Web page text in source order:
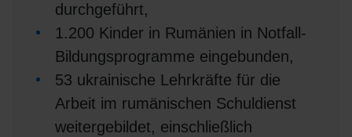
durchgeführt,
1.200 Kinder in Rumänien in Notfall-
Bildungsprogramme eingebunden,
53 ukrainische Lehrkräfte für die
Arbeit im rumänischen Schuldienst
weitergebildet, einschließlich